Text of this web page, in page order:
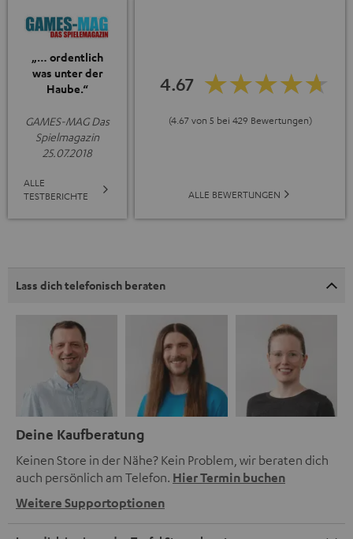
„… ordentlich
was unter der
Haube.“
GAMES-MAG Das
Spielmagazin
25.07.2018
ALLE
TESTBERICHTE
4.67
(4.67 von 5 bei 429 Bewertungen)
ALLE BEWERTUNGEN
Lass dich telefonisch beraten
Deine Kaufberatung
Keinen Store in der Nähe? Kein Problem, wir beraten dich
auch persönlich am Telefon. Hier Termin buchen
Weitere Supportoptionen